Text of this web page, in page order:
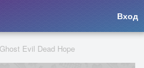
Вход
Ghost Evil Dead Hope